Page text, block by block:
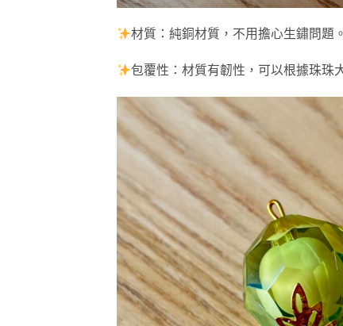
材質：純銅材質，不用擔心生鏽問題。
包覆性：材質有韌性，可以根據珠珠